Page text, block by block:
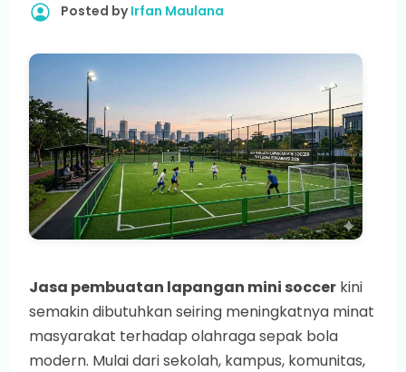
Posted byIrfan Maulana
Jasa pembuatan lapangan mini soccer kini
semakin dibutuhkan seiring meningkatnya minat
masyarakat terhadap olahraga sepak bola
modern. Mulai dari sekolah, kampus, komunitas,